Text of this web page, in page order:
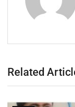
Related